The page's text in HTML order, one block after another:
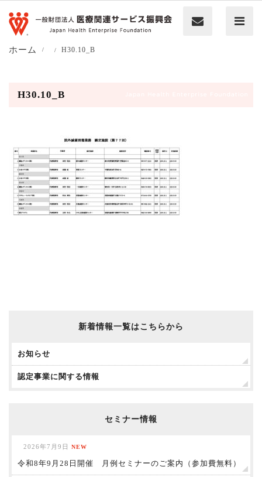
ホーム H30.10_B
H30.10_B
新着情報一覧はこちらから
お知らせ
認定事業に関する情報
セミナー情報
2026年7月9日 NEW
令和8年9月28日開催 月例セミナーのご案内（参加費無料）